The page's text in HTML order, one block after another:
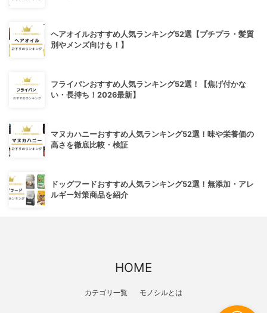
ヘアオイルおすすめ人気ランキング52選【プチプラ・髪質
別やメンズ向けも！】
フライパンおすすめ人気ランキング52選！【焦げ付かな
い・長持ち！2026最新】
マヌカハニーおすすめ人気ランキング52選！味や栄養価の
高さを徹底比較・検証
ドッグフードおすすめ人気ランキング52選！無添加・アレ
ルギー対策商品を紹介
HOME
カテゴリ一覧 モノシルとは